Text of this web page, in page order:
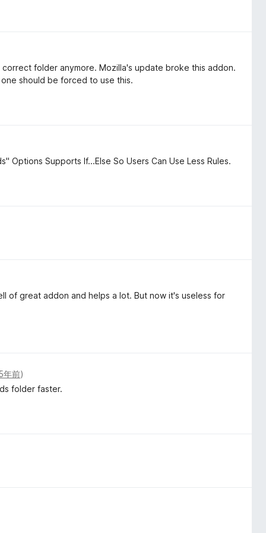
folder anymore. Mozilla's update broke this addon.
should be forced to use this.
Options Supports If...Else So Users Can Use Less Rules.
of great addon and helps a lot. But now it's useless for
年前)
folder faster.